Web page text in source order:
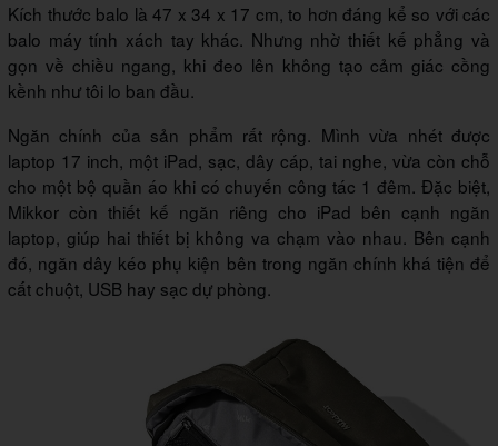
Kích thước balo là 47 x 34 x 17 cm, to hơn đáng kể so với các
balo máy tính xách tay khác. Nhưng nhờ thiết kế phẳng và
gọn về chiều ngang, khi đeo lên không tạo cảm giác cồng
kềnh như tôi lo ban đầu.
Ngăn chính của sản phẩm rất rộng. Mình vừa nhét được
laptop 17 inch, một iPad, sạc, dây cáp, tai nghe, vừa còn chỗ
cho một bộ quần áo khi có chuyến công tác 1 đêm. Đặc biệt,
Mikkor còn thiết kế ngăn riêng cho iPad bên cạnh ngăn
laptop, giúp hai thiết bị không va chạm vào nhau. Bên cạnh
đó, ngăn dây kéo phụ kiện bên trong ngăn chính khá tiện để
cất chuột, USB hay sạc dự phòng.